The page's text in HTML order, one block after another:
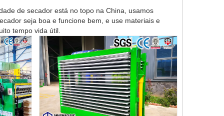
de secador está no topo na China, usamos
seja boa e funcione bem, e use materiais e
tempo vida útil.